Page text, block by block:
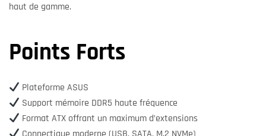
haut de gamme.
Points Forts
Plateforme ASUS
Support mémoire DDR5 haute fréquence
Format ATX offrant un maximum d’extensions